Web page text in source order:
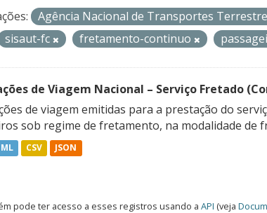
Agência Nacional de Transportes
sisaut-fc fretamento-continuo
de Viagem Nacional – Serviço Fretado
de viagem emitidas para a prestação do
sob regime de fretamento, na modalidade de
CSV JSON
pode ter acesso a esses registros usando a API (veja